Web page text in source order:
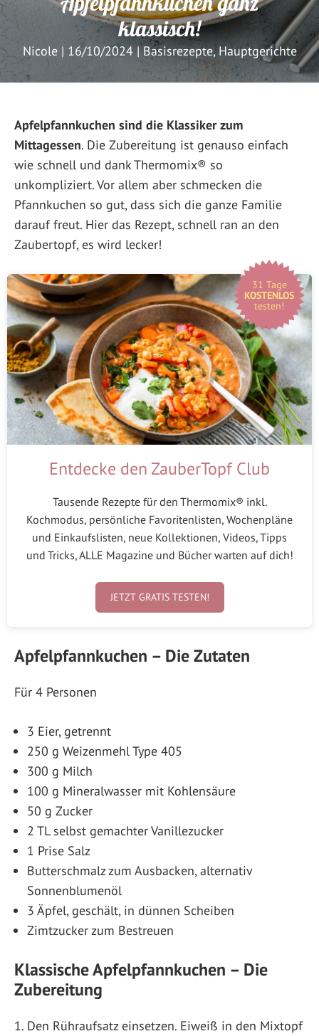
klassisch!
Nicole| 16/10/2024| Basisrezepte,Hauptgerichte
Apfelpfannkuchen sind die Klassiker zum
Mittagessen. Die Zubereitung ist genauso einfach
wie schnell und dank Thermomix® so
unkompliziert. Vor allem aber schmecken die
Pfannkuchen so gut, dass sich die ganze Familie
darauf freut. Hier das Rezept, schnell ran an den
Zaubertopf, es wird lecker!
31 Tage
KOSTENLOS
testen!
Entdecke den ZauberTopf Club
Tausende Rezepte für den Thermomix® inkl.
Kochmodus, persönliche Favoritenlisten, Wochenpläne
und Einkaufslisten, neue Kollektionen, Videos, Tipps
und Tricks, ALLE Magazine und Bücher warten auf dich!
JETZT GRATIS TESTEN!
Apfelpfannkuchen – Die Zutaten
Für 4 Personen
3 Eier, getrennt
250 g Weizenmehl Type 405
300 g Milch
100 g Mineralwasser mit Kohlensäure
50 g Zucker
2 TL selbst gemachter Vanillezucker
1 Prise Salz
Butterschmalz zum Ausbacken, alternativ
Sonnenblumenöl
3 Äpfel, geschält, in dünnen Scheiben
Zimtzucker zum Bestreuen
Klassische Apfelpfannkuchen – Die
Zubereitung
Den Rühraufsatz einsetzen. Eiweiß in den Mixtopf